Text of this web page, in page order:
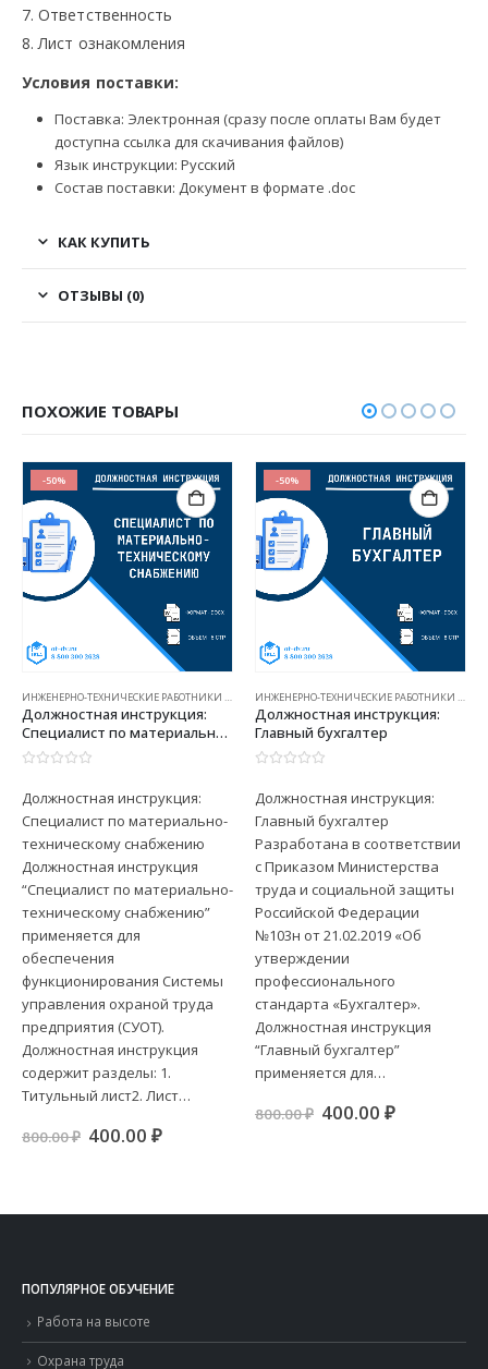
7. Ответственность
8. Лист ознакомления
Условия поставки:
Поставка: Электронная (сразу после оплаты Вам будет
доступна ссылка для скачивания файлов)
Язык инструкции: Русский
Состав поставки: Документ в формате .doc
КАК КУПИТЬ
ОТЗЫВЫ (0)
ПОХОЖИЕ ТОВАРЫ
-50%
ИНЖЕНЕРНО-ТЕХНИЧЕСКИЕ РАБОТНИКИ (ДИ)
Должностная инструкция:
Специалист по материально-
техническому снабжению
Должностная инструкция:
Специалист по материально-
техническому снабжению
Должностная инструкция
“Специалист по материально-
техническому снабжению”
применяется для
обеспечения
функционирования Системы
управления охраной труда
предприятия (СУОТ).
Должностная инструкция
содержит разделы: 1.
Титульный лист2. Лист…
800.00₽ Первоначальная
400.00 ₽Текущая
-50%
ИНЖЕНЕРНО-ТЕХНИЧЕСКИЕ РАБОТНИКИ (ДИ)
Должностная инструкция:
Главный бухгалтер
Должностная инструкция:
Главный бухгалтер
Разработана в соответствии
с Приказом Министерства
труда и социальной защиты
Российской Федерации
№103н от 21.02.2019 «Об
утверждении
профессионального
стандарта «Бухгалтер».
Должностная инструкция
“Главный бухгалтер”
применяется для…
800.00₽ Первоначальная
400.00 ₽Текущая
ПОПУЛЯРНОЕ ОБУЧЕНИЕ
Работа на высоте
Охрана труда